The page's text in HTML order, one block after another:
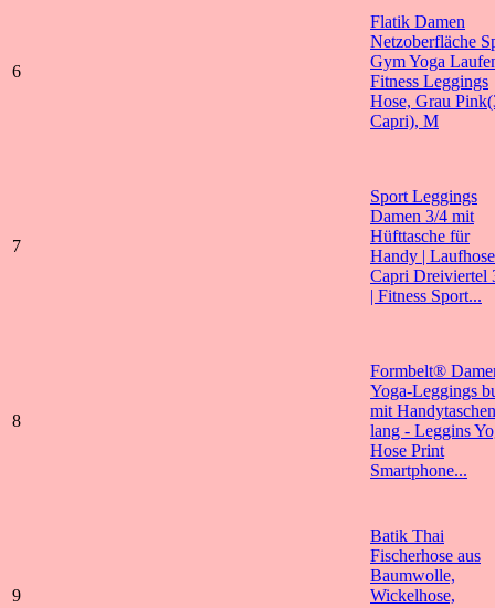
6
Flatik Damen
Netzoberfläche
Gym Yoga
Fitness Leggings
Hose, Grau
Capri), M
7
Sport Leggings
Damen 3/4 mit
Hüfttasche für
Handy | Laufhose
Capri Dreiviertel
| Fitness Sport...
8
Formbelt®
Yoga-Leggings
mit Handytaschen
lang - Leggins
Hose Print
Smartphone...
9
Batik Thai
Fischerhose aus
Baumwolle,
Wickelhose,